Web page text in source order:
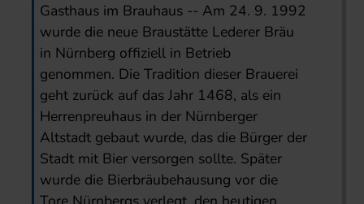
Gasthaus im Brauhaus -- Am 24. 9. 1992
wurde die neue Braustätte Lederer Bräu
in Nürnberg offiziell in Betrieb
genommen. Die Tradition dieser Brauerei
geht zurück auf das Jahr 1468, als ein
Herrenpreuhaus in der Nürnberger
Altstadt gebaut wurde, das die Bürger der
Stadt mit Bier versorgen sollte. Später
wurde die Bierbräubehausung vor die